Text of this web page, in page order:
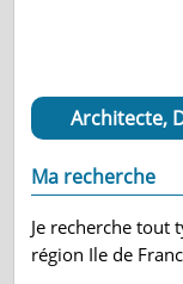
Architecte,
Ma recherche
Je recherche tout
région Ile de